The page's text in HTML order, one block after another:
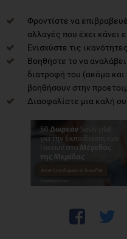
Φροντίστε να
αλλαγές που έχει κάνει
Ενισχύστε τις
Βοηθήστε το να
διατροφή του (ακόμα και
βοηθήσουν στην
Διασφαλίστε μια καλή